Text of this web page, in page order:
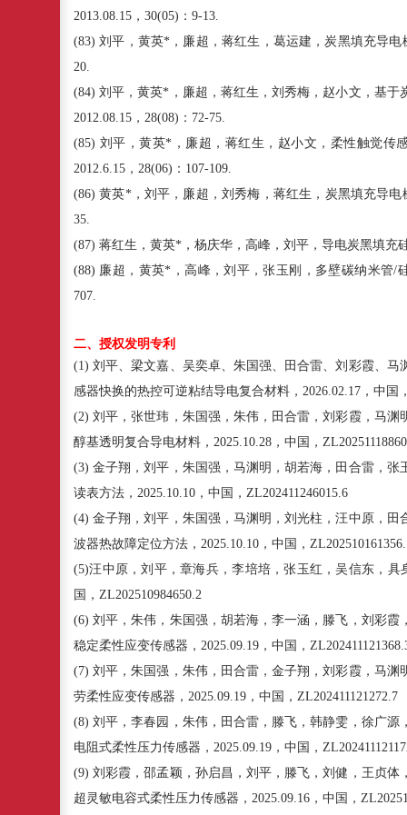
2013.08.15 ， 30(05) ： 9-13.
(83)刘平，黄英* ，廉超，蒋红生，葛运建，炭黑填充导
20.
(84)刘平，黄英* ，廉超，蒋红生，刘秀梅，赵小文，基
2012.08.15 ， 28(08) ： 72-75.
(85) 刘平，黄英* ，廉超，蒋红生，赵小文，柔性触觉传
2012.6.15 ， 28(06) ： 107-109.
(86)黄英*，刘平，廉超，刘秀梅，蒋红生，炭黑填充导
35.
(87) 蒋红生，黄英* ，杨庆华，高峰，刘平，导电炭黑填
(88) 廉超，黄英* ，高峰，刘平，张玉刚，多壁碳纳米管/
707.
二、授权发明专利
(1)刘平、梁文嘉、吴奕卓、朱国强、田合雷、刘彩霞、
感器快换的热控可逆粘结导电复合材料， 2026.02.17 ，中国
(2)刘平，张世玮，朱国强，朱伟，田合雷，刘彩霞，马
醇基透明复合导电材料， 2025.10.28 ，中国，
(3)金子翔，刘平，朱国强，马渊明，胡若海，田合雷，
读表方法， 2025.10.10 ，中国， ZL202411246015.6
(4)金子翔，刘平，朱国强，马渊明，刘光柱，汪中原，
波器热故障定位方法， 2025.10.10 ，中国，
(5)汪中原，刘平，章海兵，李培培，张玉红，吴信东，
国， ZL202510984650.2
(6)刘平，朱伟，朱国强，胡若海，李一涵，滕飞，刘彩
稳定柔性应变传感器， 2025.09.19 ，中国，
(7)刘平，朱国强，朱伟，田合雷，金子翔，刘彩霞，马
劳柔性应变传感器， 2025.09.19 ，中国， ZL202411121272.7
(8) 刘平，李春园，朱伟，田合雷，滕飞，韩静雯，徐广
电阻式柔性压力传感器， 2025.09.19 ，中国，
(9)刘彩霞，邵孟颖，孙启昌，刘平，滕飞，刘健，王贞
超灵敏电容式柔性压力传感器， 2025.09.16 ，中国，